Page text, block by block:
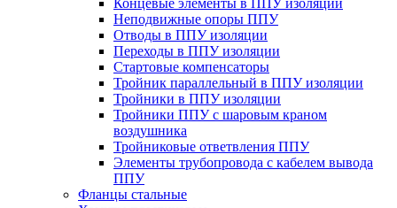
Неподвижные опоры ППУ
Отводы в ППУ изоляции
Переходы в ППУ изоляции
Стартовые компенсаторы
Тройник параллельный в ППУ изоляции
Тройники в ППУ изоляции
Тройники ППУ с шаровым краном
воздушника
Тройниковые ответвления ППУ
Элементы трубопровода с кабелем вывода
ППУ
Фланцы стальные